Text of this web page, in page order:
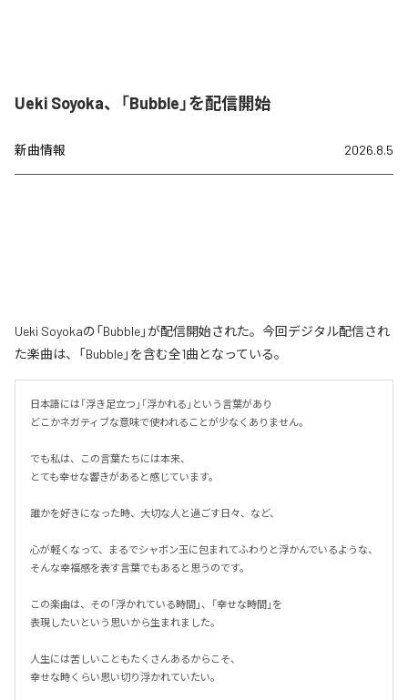
Ueki Soyoka、「Bubble」を配信開始
新曲情報 2026.8.5
Ueki Soyokaの「Bubble」が配信開始された。今回デジタル配信され
た楽曲は、「Bubble」を含む全1曲となっている。
日本語には「浮き足立つ」「浮かれる」という言葉があり
どこかネガティブな意味で使われることが少なくありません。
でも私は、この言葉たちには本来、
とても幸せな響きがあると感じています。
誰かを好きになった時、大切な人と過ごす日々、など、
心が軽くなって、まるでシャボン玉に包まれてふわりと浮かんでいるような、
そんな幸福感を表す言葉でもあると思うのです。
この楽曲は、その「浮かれている時間」、「幸せな時間」を
表現したいという思いから生まれました。
人生には苦しいこともたくさんあるからこそ、
幸せな時くらい思い切り浮かれていたい。